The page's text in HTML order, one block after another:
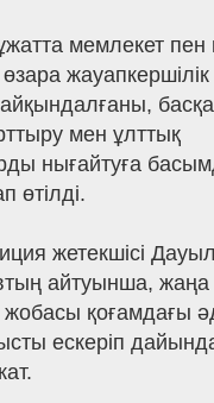
мемлекет пен
жауапкершілік
мен ұлттық
нығайтуға
өтілді.
жетекшісі Дауыл
айтуынша, жаңа
қоғамдағы
ескеріп